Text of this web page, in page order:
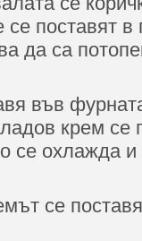
поставят в
да са
във
крем се
се охлажда
се